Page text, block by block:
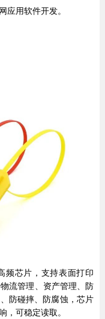
应用软件开发。
频芯片，支持表面打印
流管理、资产管理、防
防碰摔、防腐蚀，芯片
，可稳定读取。